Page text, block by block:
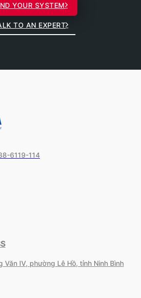
YOUR SYSTEM
TO AN EXPERT
6119-114
Văn IV, phường Lê Hồ, tỉnh Ninh Bình